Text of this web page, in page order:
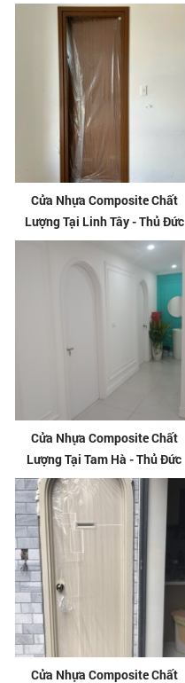
Cửa Nhựa Composite Chất
Lượng Tại Linh Tây - Thủ Đức
Cửa Nhựa Composite Chất
Lượng Tại Tam Hà - Thủ Đức
Cửa Nhựa Composite Chất